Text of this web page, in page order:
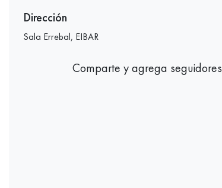
Dirección
Sala Errebal, EIBAR
Comparte y agrega seguidores